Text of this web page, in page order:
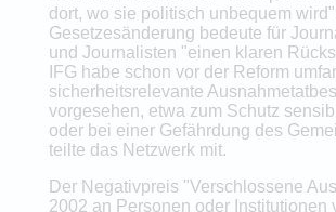
dort, wo sie politisch unbequem
Gesetzesänderung bedeute für
und Journalisten "einen klaren
IFG habe schon vor der Reform
sicherheitsrelevante
vorgesehen, etwa zum Schutz
oder bei einer Gefährdung des
teilte das Netzwerk mit.
Der Negativpreis "Verschlossene
2002 an Personen oder Institutionen